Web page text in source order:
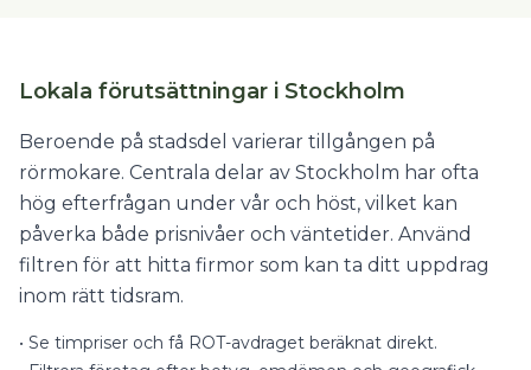
Lokala förutsättningar i Stockholm
Beroende på stadsdel varierar tillgången på
rörmokare. Centrala delar av Stockholm har ofta
hög efterfrågan under vår och höst, vilket kan
påverka både prisnivåer och väntetider. Använd
filtren för att hitta firmor som kan ta ditt uppdrag
inom rätt tidsram.
• Se timpriser och få ROT-avdraget beräknat direkt.